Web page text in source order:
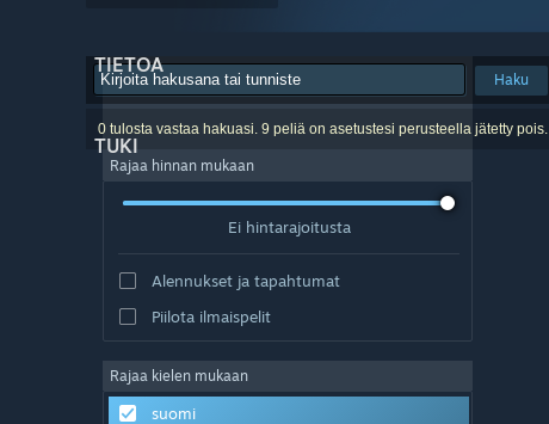
TIETOA
TUKI
Haku
0 tulosta vastaa hakuasi. 9 peliä on asetustesi perusteella jätetty pois.
Rajaa hinnan mukaan
Ei hintarajoitusta
Alennukset ja tapahtumat
Piilota ilmaispelit
Rajaa kielen mukaan
suomi